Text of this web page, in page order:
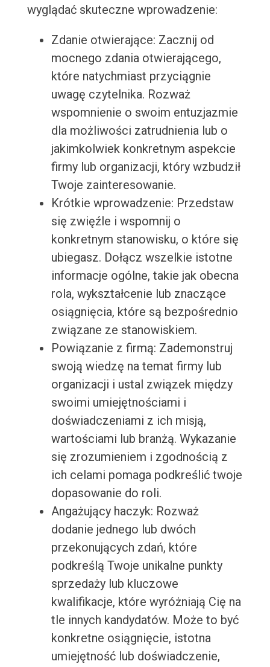
wyglądać skuteczne wprowadzenie:
Zdanie otwierające: Zacznij od
mocnego zdania otwierającego,
które natychmiast przyciągnie
uwagę czytelnika. Rozważ
wspomnienie o swoim entuzjazmie
dla możliwości zatrudnienia lub o
jakimkolwiek konkretnym aspekcie
firmy lub organizacji, który wzbudził
Twoje zainteresowanie.
Krótkie wprowadzenie: Przedstaw
się zwięźle i wspomnij o
konkretnym stanowisku, o które się
ubiegasz. Dołącz wszelkie istotne
informacje ogólne, takie jak obecna
rola, wykształcenie lub znaczące
osiągnięcia, które są bezpośrednio
związane ze stanowiskiem.
Powiązanie z firmą: Zademonstruj
swoją wiedzę na temat firmy lub
organizacji i ustal związek między
swoimi umiejętnościami i
doświadczeniami z ich misją,
wartościami lub branżą. Wykazanie
się zrozumieniem i zgodnością z
ich celami pomaga podkreślić twoje
dopasowanie do roli.
Angażujący haczyk: Rozważ
dodanie jednego lub dwóch
przekonujących zdań, które
podkreślą Twoje unikalne punkty
sprzedaży lub kluczowe
kwalifikacje, które wyróżniają Cię na
tle innych kandydatów. Może to być
konkretne osiągnięcie, istotna
umiejętność lub doświadczenie,